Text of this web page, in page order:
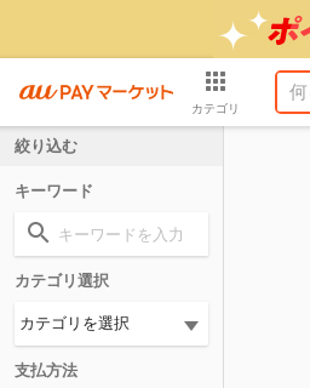
カテゴリ
絞り込む
キーワード
カテゴリ選択
支払方法